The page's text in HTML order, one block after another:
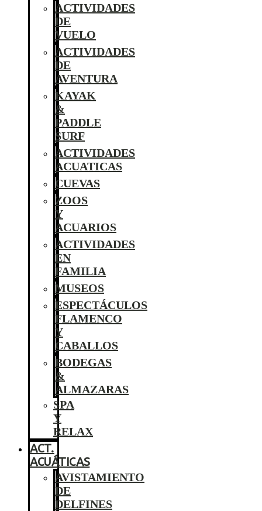
ACTIVIDADES
DE
VUELO
ACTIVIDADES
DE
AVENTURA
KAYAK
&
PADDLE
SURF
ACTIVIDADES
ACUATICAS
CUEVAS
ZOOS
Y
ACUARIOS
ACTIVIDADES
EN
FAMILIA
MUSEOS
ESPECTÁCULOS
FLAMENCO
Y
CABALLOS
BODEGAS
&
ALMAZARAS
SPA
Y
RELAX
ACT.
ACUÁTICAS
AVISTAMIENTO
DE
DELFINES